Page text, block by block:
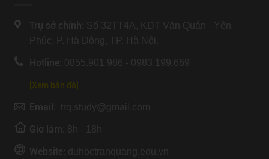
Trụ sở chính: Số 32TT4A, KĐT Văn Quán - Yên
Phúc, P. Hà Đông, TP. Hà Nội.
Hotline: 0855.901.986 - 0983.199.669
[Xem bản đồ]
Email: trq.study@gmail.com
Giờ làm: 8h - 18h
Website: duhoctranquang.edu.vn